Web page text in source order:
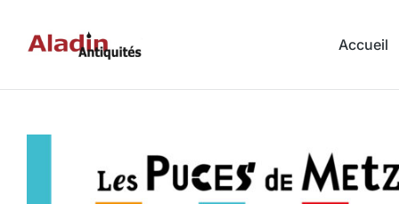
Accueil